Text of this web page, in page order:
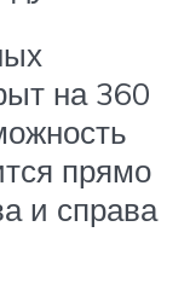
на 360
прямо
и справа